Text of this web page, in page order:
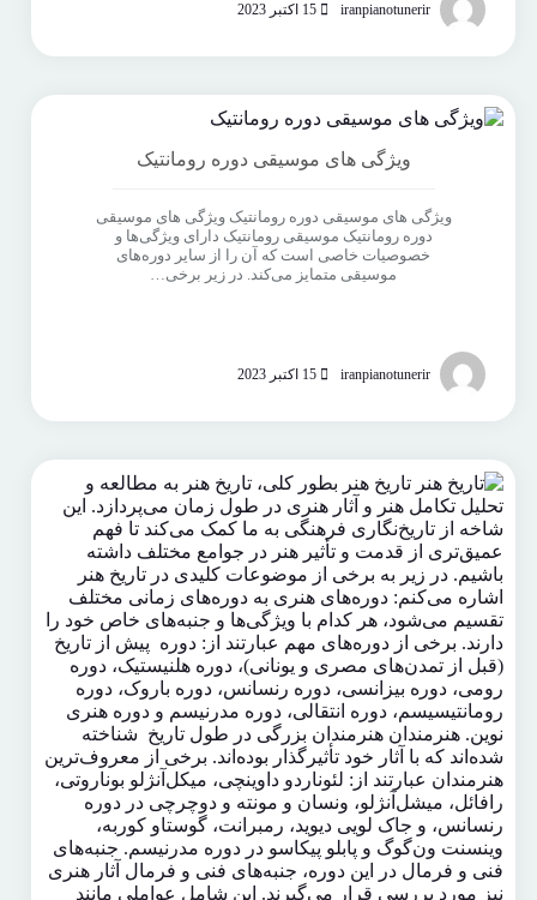
iranpianotunerir
ویژگی های موسیقی دوره رومانتیک
ویژگی های موسیقی دوره رومانتیک ویژگی های موسیقی
دوره رومانتیک موسیقی رومانتیک دارای ویژگی‌ها و
خصوصیات خاصی است که آن را از سایر دوره‌های
موسیقی متمایز می‌کند. در زیر برخی…
iranpianotunerir